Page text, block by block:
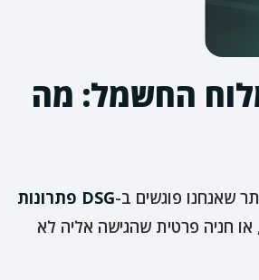
החשמל: מה
שאנחנו פוגשים ב-
DSG פתרונות
חניה פרטית שהגישה אליה לא